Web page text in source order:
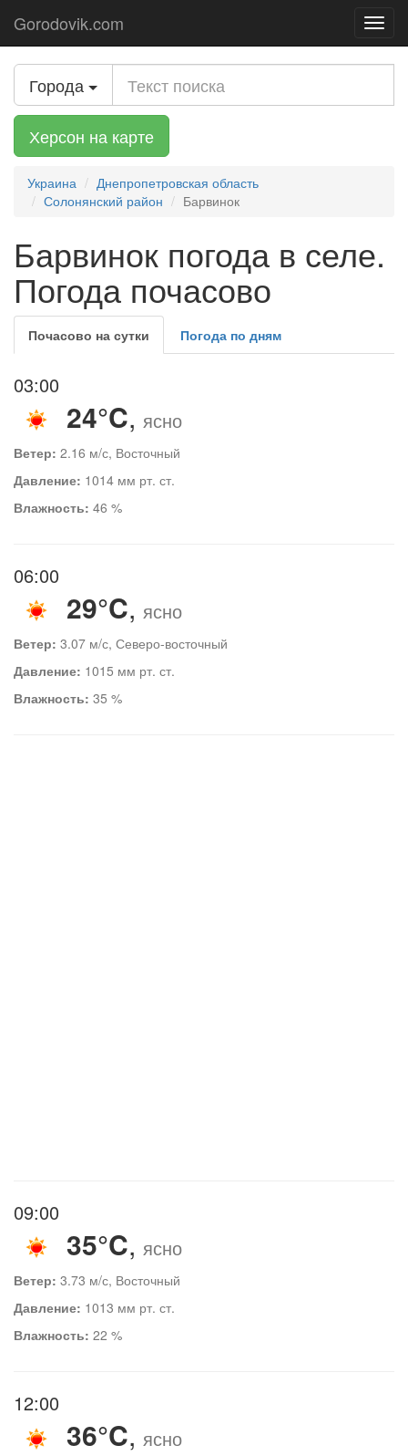
Gorodovik.com
Города
Херсон на карте
Украина
Днепропетровская область
Солонянский район
Барвинок
Барвинок погода в селе.
Погода почасово
Почасово на сутки Погода по дням
03:00
24°C, ясно
Ветер: 2.16 м/с, Восточный
Давление: 1014 мм рт. ст.
Влажность: 46 %
06:00
29°C, ясно
Ветер: 3.07 м/с, Северо-восточный
Давление: 1015 мм рт. ст.
Влажность: 35 %
09:00
35°C, ясно
Ветер: 3.73 м/с, Восточный
Давление: 1013 мм рт. ст.
Влажность: 22 %
12:00
36°C, ясно